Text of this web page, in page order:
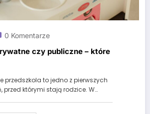
0 Komentarze
czy publiczne – które
przedszkola to jedno z pierwszych
przed którymi stają rodzice. W…